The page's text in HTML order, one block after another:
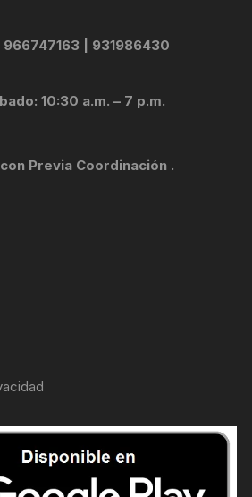
966747163 | 931986430
10:30 a.m. – 7 p.m.
Previa Coordinación .